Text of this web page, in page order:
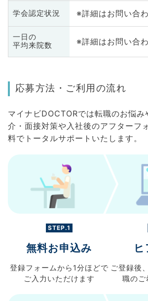
学会認定状況 ※詳細はお問い合
一日の
平均来院数
※詳細はお問い合
応募方法・ご利用の流れ
マイナビDOCTORでは転職のお悩み
介・面接対策や入社後のアフターフ
料でトータルサポートいたします。
STEP.1
無料お申込み
登録フォームから 1分ほどで
ご入力 いただけます
ご登録後、
職の